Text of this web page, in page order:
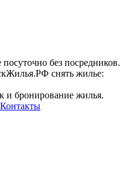
без посредников.
снять жилье:
бронирование жилья.
Контакты